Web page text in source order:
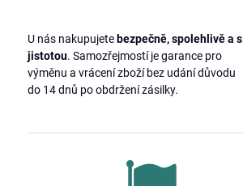
U nás nakupujete bezpečně, spolehlivě a s
jistotou. Samozřejmostí je garance pro
výměnu a vrácení zboží bez udání důvodu
do 14 dnů po obdržení zásilky.